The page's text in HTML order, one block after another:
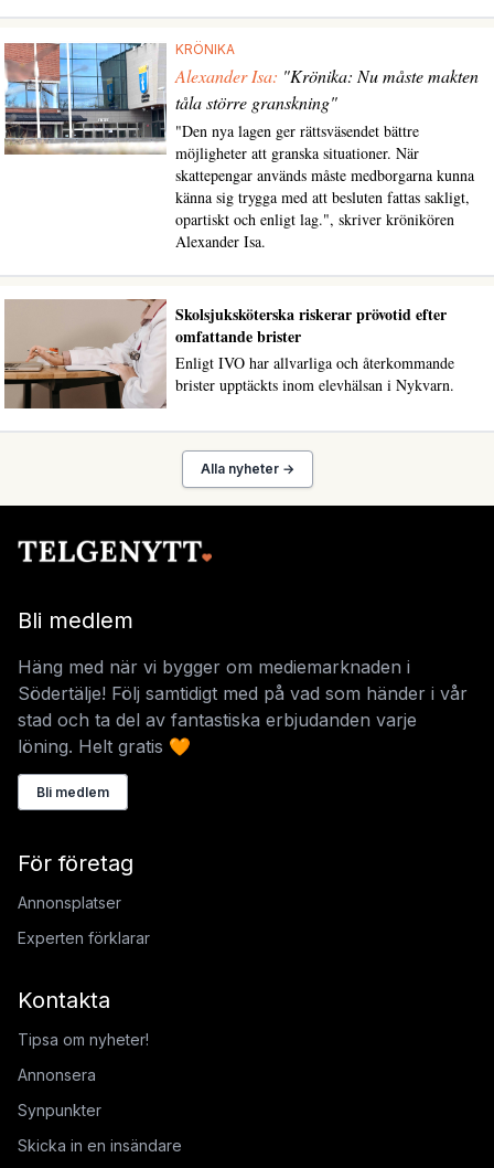
KRÖNIKA
Alexander Isa: "Krönika: Nu måste makten
tåla större granskning"
"Den nya lagen ger rättsväsendet bättre
möjligheter att granska situationer. När
skattepengar används måste medborgarna kunna
känna sig trygga med att besluten fattas sakligt,
opartiskt och enligt lag.", skriver krönikören
Alexander Isa.
Skolsjuksköterska riskerar prövotid efter
omfattande brister
Enligt IVO har allvarliga och återkommande
brister upptäckts inom elevhälsan i Nykvarn.
Alla nyheter →
Bli medlem
Häng med när vi bygger om mediemarknaden i
Södertälje! Följ samtidigt med på vad som händer i vår
stad och ta del av fantastiska erbjudanden varje
löning. Helt gratis 🧡
Bli medlem
För företag
Annonsplatser
Experten förklarar
Kontakta
Tipsa om nyheter!
Annonsera
Synpunkter
Skicka in en insändare